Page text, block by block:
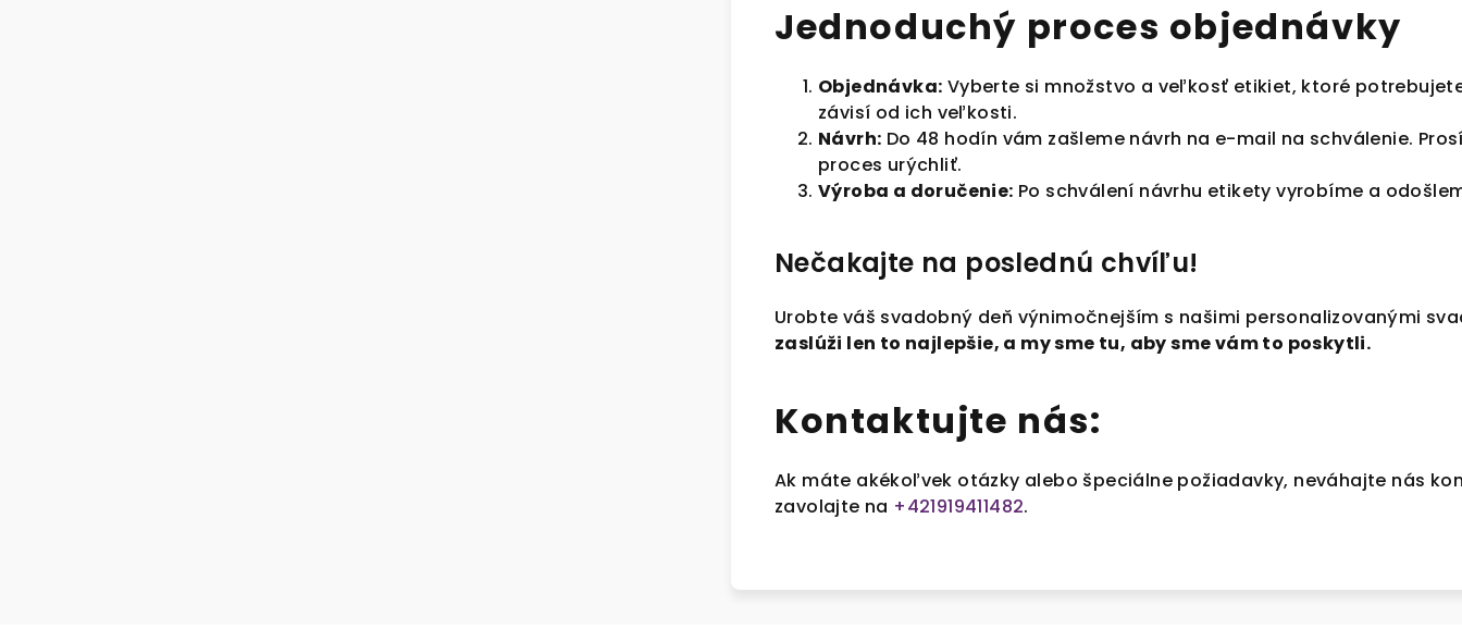
Jednoduchý proces objednávky
Objednávka: Vyberte si množstvo a veľkosť etikiet, ktoré
závisí od ich veľkosti.
Návrh: Do 48 hodín vám zašleme návrh na e-mail na schválenie.
proces urýchliť.
Výroba a doručenie: Po schválení návrhu etikety vyrobíme a
Nečakajte na poslednú chvíľu!
Urobte váš svadobný deň výnimočnejším s našimi personalizovanými
zaslúži len to najlepšie, a my sme tu, aby sme vám to poskytli.
Kontaktujte nás:
Ak máte akékoľvek otázky alebo špeciálne požiadavky, neváhajte nás
zavolajte na +421919411482.